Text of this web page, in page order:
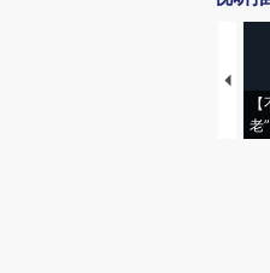
老”